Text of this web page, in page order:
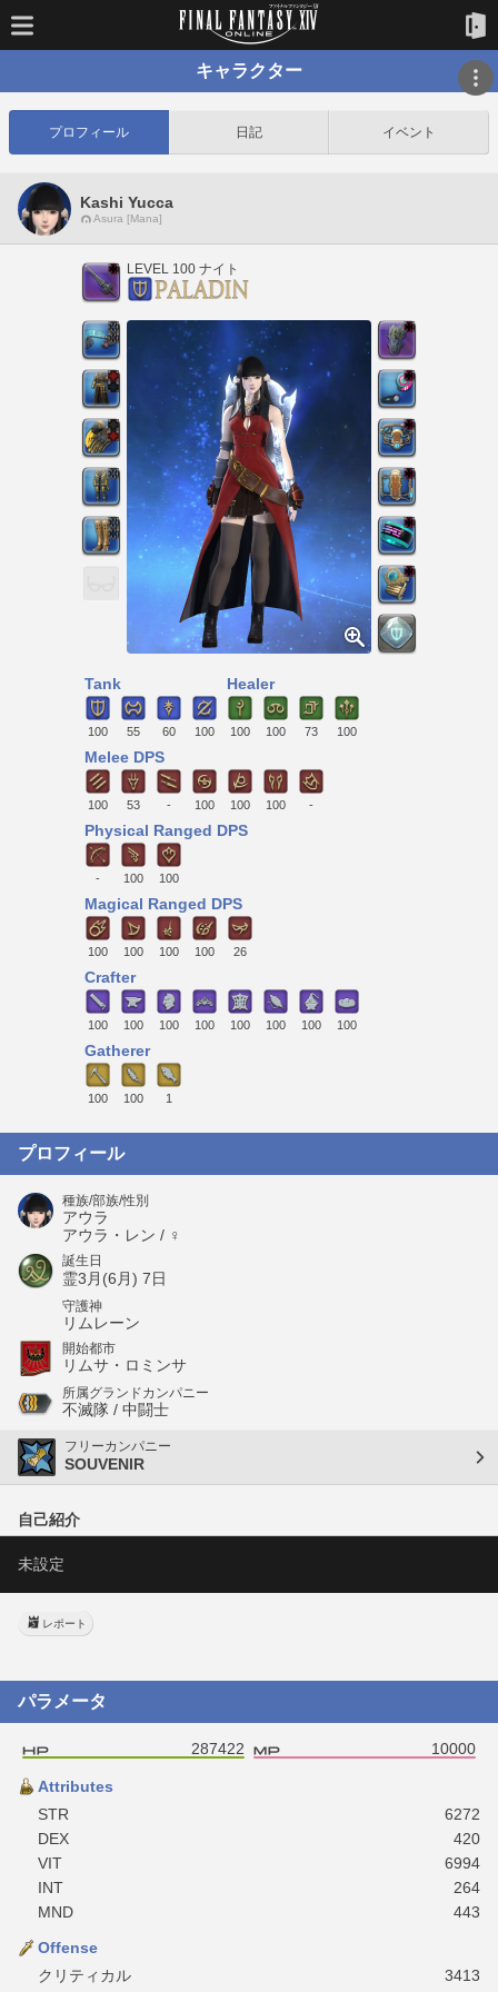
キャラクター
プロフィール 日記 イベント
Kashi Yucca
Asura [Mana]
LEVEL 100 ナイト
Tank
100 55 60 100
Healer
100 100 73 100
Melee DPS
100 53 - 100 100 100 -
Physical Ranged DPS
- 100 100
Magical Ranged DPS
100 100 100 100 26
Crafter
100 100 100 100 100 100 100 100
Gatherer
100 100 1
プロフィール
種族/部族/性別
アウラ
アウラ・レン / ♀
誕生日
霊3月(6月) 7日
守護神
リムレーン
開始都市
リムサ・ロミンサ
所属グランドカンパニー
不滅隊 / 中闘士
フリーカンパニー
SOUVENIR
自己紹介
未設定
レポート
パラメータ
287422 10000
Attributes
STR
6272
DEX
420
VIT
6994
INT
264
MND
443
Offense
クリティカル
3413